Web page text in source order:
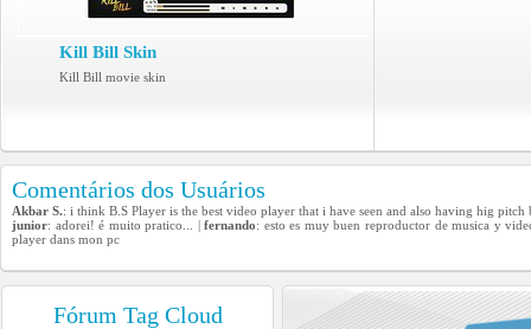
Kill Bill Skin
Kill Bill movie skin
Comentários dos Usuários
Akbar S.: i think B.S Player is the best video player that i have seen and also having hig pitch
junior: adorei! é muito pratico... |fernando: esto es muy buen reproductor de musica y
player dans mon pc
Fórum Tag Cloud